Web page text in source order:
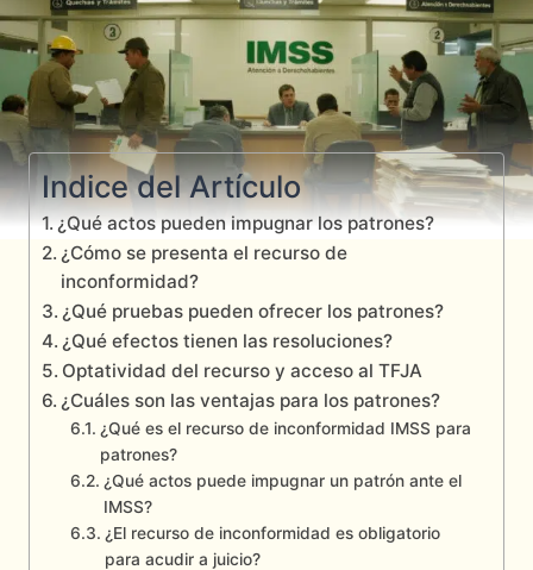
Indice del Artículo
¿Qué actos pueden impugnar los patrones?
¿Cómo se presenta el recurso de
inconformidad?
¿Qué pruebas pueden ofrecer los patrones?
¿Qué efectos tienen las resoluciones?
Optatividad del recurso y acceso al TFJA
¿Cuáles son las ventajas para los patrones?
¿Qué es el recurso de inconformidad IMSS para
patrones?
¿Qué actos puede impugnar un patrón ante el
IMSS?
¿El recurso de inconformidad es obligatorio
para acudir a juicio?